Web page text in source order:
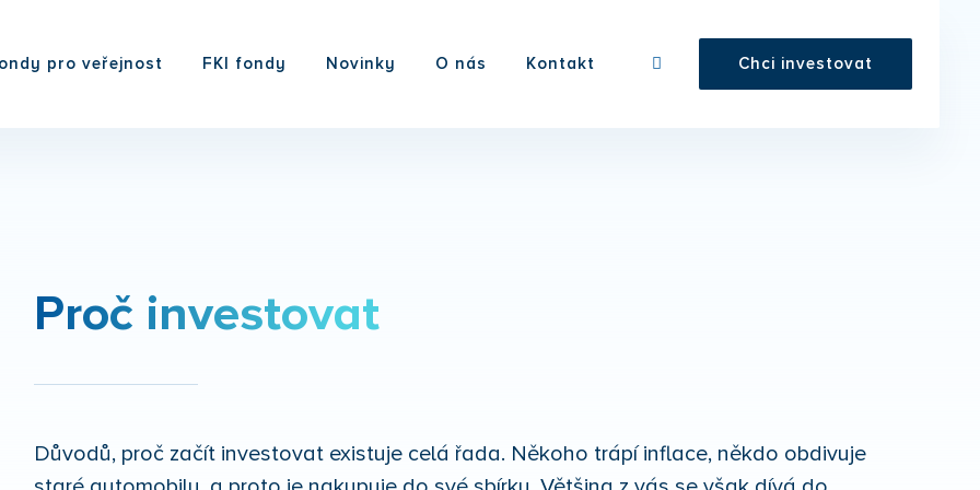
pro veřejnost FKI fondy Novinky O nás Kontakt Chci investovat
Proč investovat
Důvodů, proč začít investovat existuje celá řada. Někoho trápí inflace, někdo obdivuje